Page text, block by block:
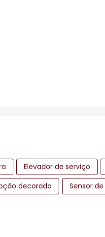
Elevador de serviço
decorada Sensor